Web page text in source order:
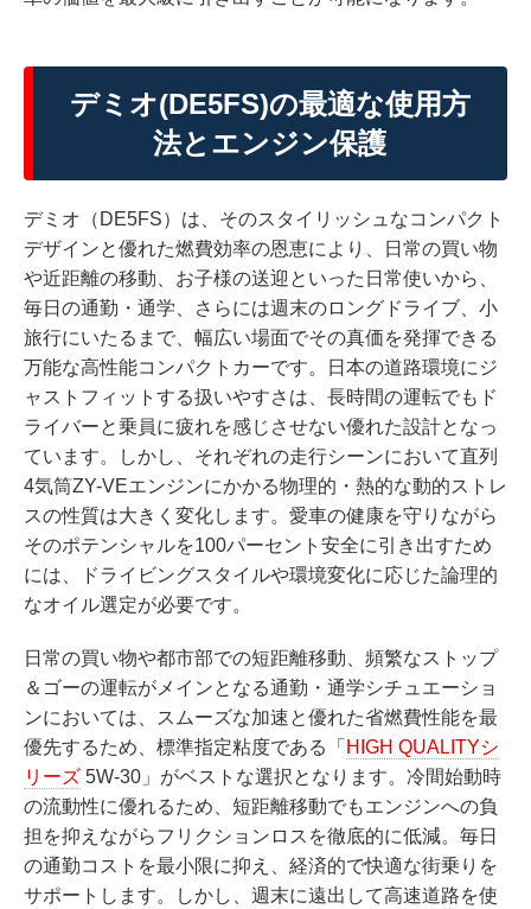
デミオ(DE5FS)の最適な使用方
法とエンジン保護
デミオ（DE5FS）は、そのスタイリッシュなコンパクト
デザインと優れた燃費効率の恩恵により、日常の買い物
や近距離の移動、お子様の送迎といった日常使いから、
毎日の通勤・通学、さらには週末のロングドライブ、小
旅行にいたるまで、幅広い場面でその真価を発揮できる
万能な高性能コンパクトカーです。日本の道路環境にジ
ャストフィットする扱いやすさは、長時間の運転でもド
ライバーと乗員に疲れを感じさせない優れた設計となっ
ています。しかし、それぞれの走行シーンにおいて直列
4気筒ZY-VEエンジンにかかる物理的・熱的な動的ストレ
スの性質は大きく変化します。愛車の健康を守りながら
そのポテンシャルを100パーセント安全に引き出すため
には、ドライビングスタイルや環境変化に応じた論理的
なオイル選定が必要です。
日常の買い物や都市部での短距離移動、頻繁なストップ
＆ゴーの運転がメインとなる通勤・通学シチュエーショ
ンにおいては、スムーズな加速と優れた省燃費性能を最
優先するため、標準指定粘度である「 HIGH QUALITYシ
リーズ 5W-30」がベストな選択となります。冷間始動時
の流動性に優れるため、短距離移動でもエンジンへの負
担を抑えながらフリクションロスを徹底的に低減。毎日
の通勤コストを最小限に抑え、経済的で快適な街乗りを
サポートします。しかし、週末に遠出して高速道路を使